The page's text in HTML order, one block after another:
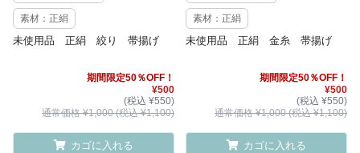
素材：正絹
未使用品 正絹 絞り 帯揚げ
期間限定50％OFF！
¥500
(税込 ¥550)
通常価格 ¥1,000 (税込 ¥1,100)
カゴに入れる
素材：正絹
未使用品 正絹 金糸 帯揚げ
期間限定50％OFF！
¥500
(税込 ¥550)
通常価格 ¥1,000 (税込 ¥1,100)
カゴに入れる